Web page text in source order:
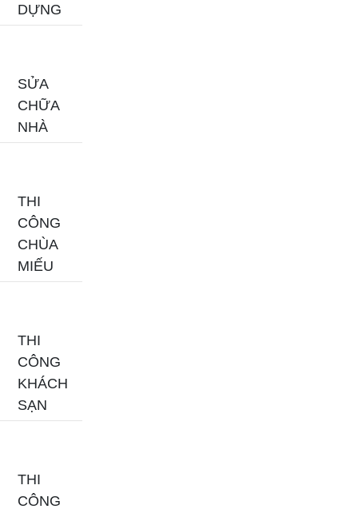
DỰNG
SỬA
CHỮA
NHÀ
THI
CÔNG
CHÙA
MIẾU
THI
CÔNG
KHÁCH
SẠN
THI
CÔNG